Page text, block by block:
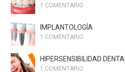
1 COMENTARIO
IMPLANTOLOGÍA
1 COMENTARIO
HIPERSENSIBILIDAD DENTAL
1 COMENTARIO